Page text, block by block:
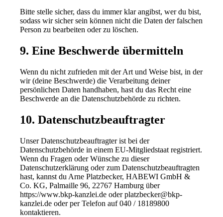
Bitte stelle sicher, dass du immer klar angibst, wer du bist,
sodass wir sicher sein können nicht die Daten der falschen
Person zu bearbeiten oder zu löschen.
9. Eine Beschwerde übermitteln
Wenn du nicht zufrieden mit der Art und Weise bist, in der
wir (deine Beschwerde) die Verarbeitung deiner
persönlichen Daten handhaben, hast du das Recht eine
Beschwerde an die Datenschutzbehörde zu richten.
10. Datenschutzbeauftragter
Unser Datenschutzbeauftragter ist bei der
Datenschutzbehörde in einem EU-Mitgliedstaat registriert.
Wenn du Fragen oder Wünsche zu dieser
Datenschutzerklärung oder zum Datenschutzbeauftragten
hast, kannst du Arne Platzbecker, HABEWI GmbH &
Co. KG, Palmaille 96, 22767 Hamburg über
https://www.bkp-kanzlei.de oder platzbecker@bkp-
kanzlei.de oder per Telefon auf 040 / 18189800
kontaktieren.